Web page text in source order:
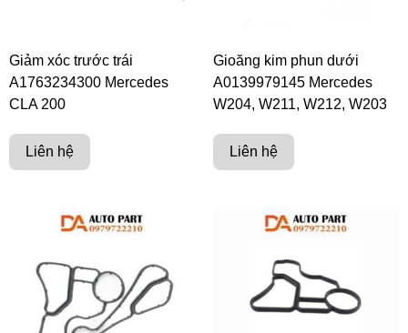
Giảm xóc trước trái
A1763234300 Mercedes
CLA 200
Liên hệ
Gioăng kim phun dưới
A0139979145 Mercedes
W204, W211, W212, W203
Liên hệ